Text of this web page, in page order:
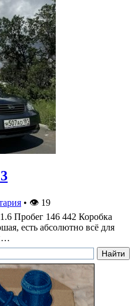
• 👁 19
Пробег 146 442 Коробка
есть абсолютно всё для